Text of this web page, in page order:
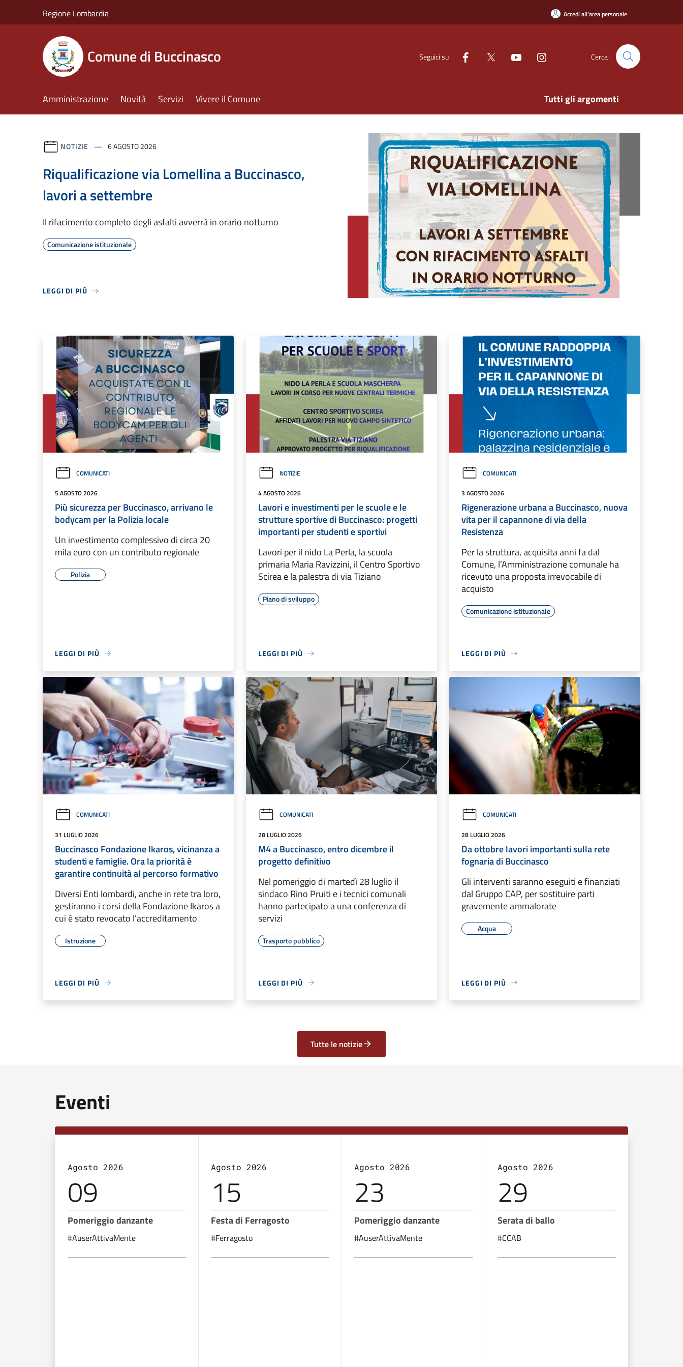
Regione Lombardia Accedi all'area personale
Comune di Buccinasco Seguici su Cerca
Amministrazione Novità Servizi Vivere il Comune Tutti gli argomenti
NOTIZIE 6 AGOSTO 2026
Riqualificazione via Lomellina a Buccinasco,
lavori a settembre
Il rifacimento completo degli asfalti avverrà in orario notturno
Comunicazione istituzionale
LEGGI DI PIÙ
COMUNICATI
5 AGOSTO 2026
Più sicurezza per Buccinasco, arrivano le
bodycam per la Polizia locale
Un investimento complessivo di circa 20
mila euro con un contributo regionale
Polizia
LEGGI DI PIÙ
NOTIZIE
4 AGOSTO 2026
Lavori e investimenti per le scuole e le
strutture sportive di Buccinasco: progetti
importanti per studenti e sportivi
Lavori per il nido La Perla, la scuola
primaria Maria Ravizzini, il Centro Sportivo
Scirea e la palestra di via Tiziano
Piano di sviluppo
LEGGI DI PIÙ
COMUNICATI
3 AGOSTO 2026
Rigenerazione urbana a Buccinasco, nuova
vita per il capannone di via della
Resistenza
Per la struttura, acquisita anni fa dal
Comune, l’Amministrazione comunale ha
ricevuto una proposta irrevocabile di
acquisto
Comunicazione istituzionale
LEGGI DI PIÙ
COMUNICATI
31 LUGLIO 2026
Buccinasco Fondazione Ikaros, vicinanza a
studenti e famiglie. Ora la priorità è
garantire continuità al percorso formativo
Diversi Enti lombardi, anche in rete tra loro,
gestiranno i corsi della Fondazione Ikaros a
cui è stato revocato l’accreditamento
Istruzione
LEGGI DI PIÙ
COMUNICATI
28 LUGLIO 2026
M4 a Buccinasco, entro dicembre il
progetto definitivo
Nel pomeriggio di martedì 28 luglio il
sindaco Rino Pruiti e i tecnici comunali
hanno partecipato a una conferenza di
servizi
Trasporto pubblico
LEGGI DI PIÙ
COMUNICATI
28 LUGLIO 2026
Da ottobre lavori importanti sulla rete
fognaria di Buccinasco
Gli interventi saranno eseguiti e finanziati
dal Gruppo CAP, per sostituire parti
gravemente ammalorate
Acqua
LEGGI DI PIÙ
Tutte le notizie
Eventi
Agosto 2026
09
Pomeriggio danzante
#AuserAttivaMente
Agosto 2026
15
Festa di Ferragosto
#Ferragosto
Agosto 2026
23
Pomeriggio danzante
#AuserAttivaMente
Agosto 2026
29
Serata di ballo
#CCAB